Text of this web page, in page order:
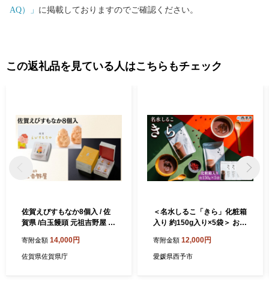
AQ）」 に掲載しておりますのでご確認ください。
この返礼品を見ている人はこちらもチェック
佐賀えびすもなか8個入 / 佐
賀県 /白玉饅頭 元祖吉野屋 [4
寄附金額 14,000円
佐賀県佐賀県庁
＜名水しるこ「きら」化粧箱
入り 約150g入り×5袋＞ おし
お菓子 和菓子 スイーツ こだ
わり ギフト 贈答 お礼 御礼
寄附金額 12,000円
愛媛県西予市